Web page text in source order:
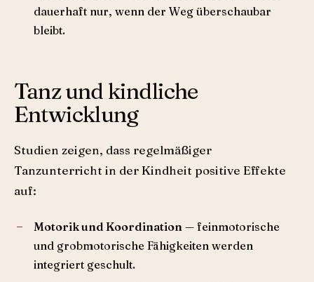
dauerhaft nur, wenn der Weg überschaubar
bleibt.
Tanz und kindliche
Entwicklung
Studien zeigen, dass regelmäßiger
Tanzunterricht in der Kindheit positive Effekte
auf:
Motorik und Koordination — feinmotorische
und grobmotorische Fähigkeiten werden
integriert geschult.